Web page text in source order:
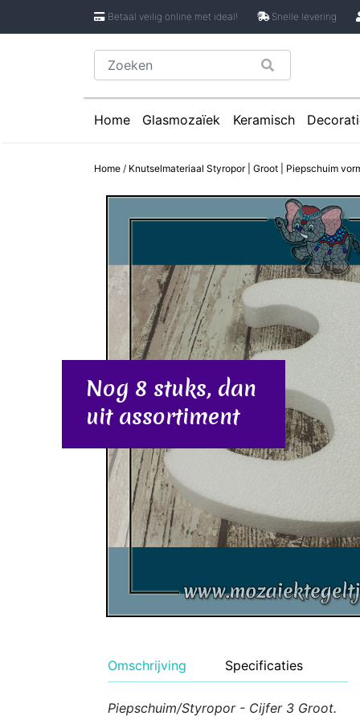
Betaal veilig online met ideal! Snelle levering
Home
Glasmozaïek
Glasmozaïek steentjes 2 cm
Glasmozaïek steentjes Pixel 8 mm
Glasmozaïek steentjes Rond
Glasmozaïek steentjes Glasnuggets
Glasmozaïek steentjes Speciale
Glasmozaïek steentjes
Keramisch
Keramische
Keramische Cirkels
Keramische
Keramische
Keramische
Keramische
Keramische
Keramische
Geglazuurde
Binnen wandtegels
Buiten tegels Cesi
Home / Knutselmateriaal Styropor | Groot | Piepschuim
Nog 8 stuks, dan
uit assortiment
Omschrijving Specificaties
Piepschuim/Styropor - Cijfer 3 Groot.